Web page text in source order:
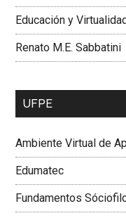
Educación y
Renato M.E. Sabbatini
UFPE
Ambiente Virtual de
Edumatec
Fundamentos